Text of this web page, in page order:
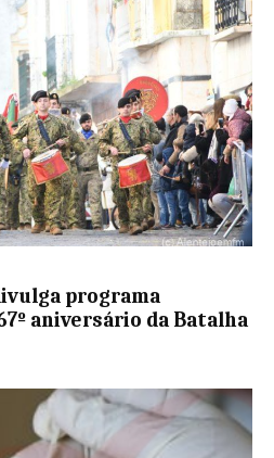
programa
aniversário da Batalha